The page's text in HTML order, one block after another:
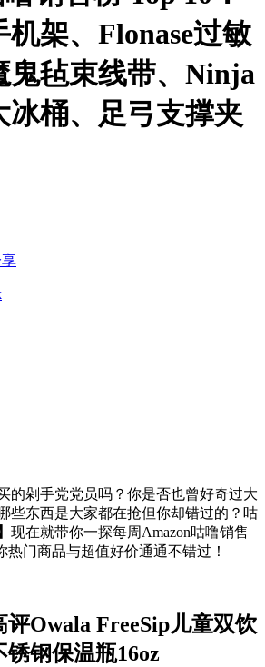
架、Flonase过敏
鬼毡束线带、Ninja
冰桶、足弓支撑夹
的剁手党党员吗？你是否也曾好奇过大
些东西是大家都在抢但你却错过的？咕
现在就带你一探每周Amazon咕噜销售
热门商品与超值好价通通不错过！
评Owala FreeSip儿童双饮
锈钢保温瓶16oz